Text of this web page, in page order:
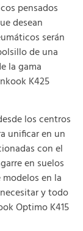
pensados
desean
serán
de una
la gama
K425
los centros
unificar en un
con el
en suelos
en la
y todo
Optimo K415